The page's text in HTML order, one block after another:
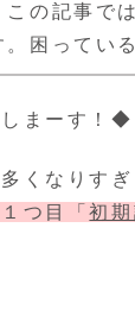
この記事で
。困ってい
まーす！◆
くなりすぎ
つ目「初